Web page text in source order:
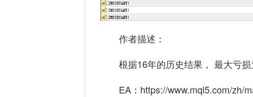
作者描述：
根据16年的历史结果， 最大亏
EA： https://www.mql5.com/zh/